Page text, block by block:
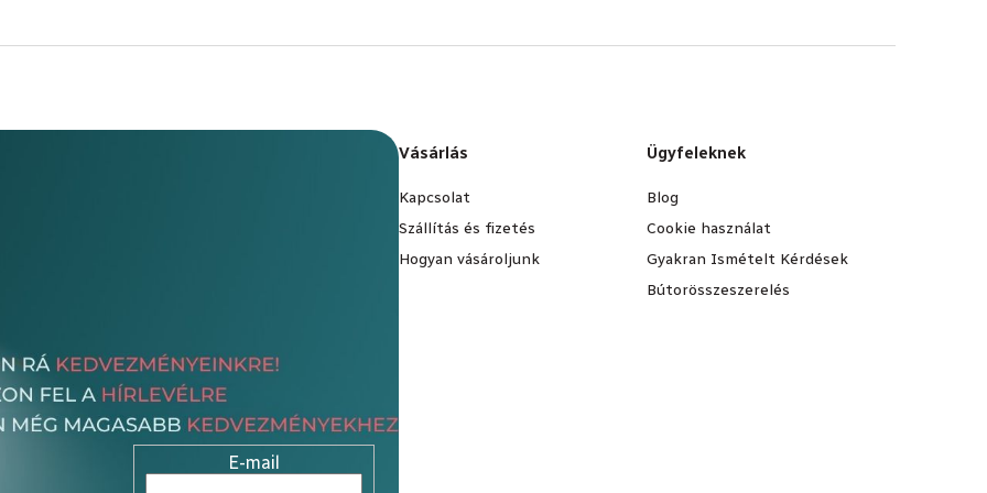
E-mail
Vásárlás
Kapcsolat
Szállítás és fizetés
Hogyan vásároljunk
Ügyfeleknek
Blog
Cookie használat
Gyakran Ismételt Kérdések
Bútorösszeszerelés